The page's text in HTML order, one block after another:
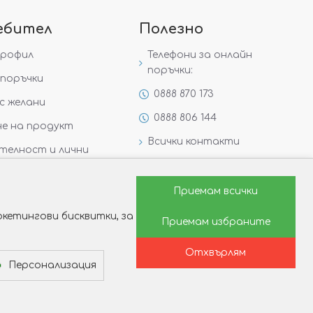
желани
на продукт
и лични
Полезно
Телефони за онлайн
поръчки:
0888 870 173
0888 806 144
Всички контакти
Защо да изберете Victoria
Как да изберем годежен
бисквитки, за
Персонализация
Приемам всички
Приемам избраните
Отхвърлям